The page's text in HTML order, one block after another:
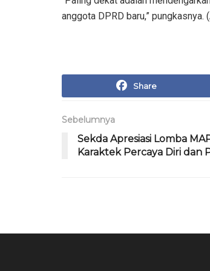
anggota DPRD baru,” pungkasnya.
Share
Sebelumnya
Sekda Apresiasi Lomba
Karaktek Percaya Diri dan